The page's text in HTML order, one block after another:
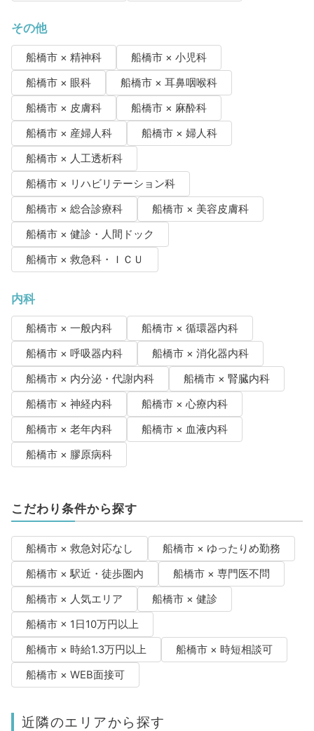
その他
船橋市 × 精神科
船橋市 × 小児科
船橋市 × 眼科
船橋市 × 耳鼻咽喉科
船橋市 × 皮膚科
船橋市 × 麻酔科
船橋市 × 産婦人科
船橋市 × 婦人科
船橋市 × 人工透析科
船橋市 × リハビリテーション科
船橋市 × 総合診療科
船橋市 × 美容皮膚科
船橋市 × 健診・人間ドック
船橋市 × 救急科・ＩＣＵ
内科
船橋市 × 一般内科
船橋市 × 循環器内科
船橋市 × 呼吸器内科
船橋市 × 消化器内科
船橋市 × 内分泌・代謝内科
船橋市 × 腎臓内科
船橋市 × 神経内科
船橋市 × 心療内科
船橋市 × 老年内科
船橋市 × 血液内科
船橋市 × 膠原病科
こだわり条件から探す
船橋市 × 救急対応なし
船橋市 × ゆったりめ勤務
船橋市 × 駅近・徒歩圏内
船橋市 × 専門医不問
船橋市 × 人気エリア
船橋市 × 健診
船橋市 × 1日10万円以上
船橋市 × 時給1.3万円以上
船橋市 × 時短相談可
船橋市 × WEB面接可
近隣のエリアから探す